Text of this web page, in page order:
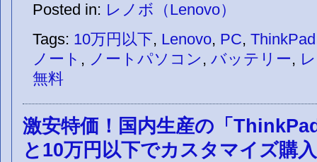
Posted in: レノボ（Lenovo）
Tags: 10万円以下, Lenovo, PC,
ノート , ノートパソコン , バッテリー,
無料
激安特価！国内生産の「
と10万円以下でカスタマイズ購